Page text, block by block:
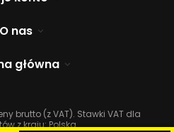
O nas
główna
brutto (z VAT). Stawki VAT dla
z kraju:Polska.